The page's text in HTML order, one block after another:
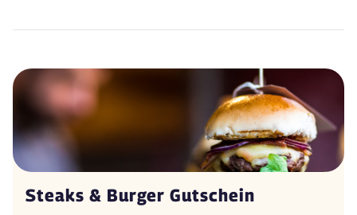
Steaks & Burger Gutschein